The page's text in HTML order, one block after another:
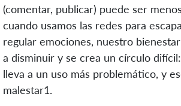
(comentar, publicar) puede ser
cuando usamos las redes para
regular emociones, nuestro
a disminuir y se crea un círculo
lleva a un uso más problemático, y
malestar1.